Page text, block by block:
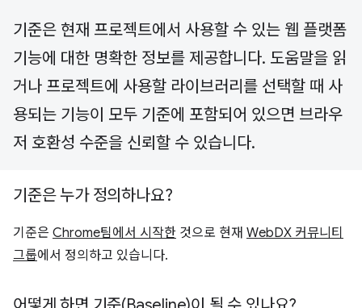
기준은 현재 프로젝트에서 사용할 수 있는 웹 플랫폼
기능에 대한 명확한 정보를 제공합니다. 도움말을 읽
거나 프로젝트에 사용할 라이브러리를 선택할 때 사
용되는 기능이 모두 기준에 포함되어 있으면 브라우
저 호환성 수준을 신뢰할 수 있습니다.
기준은 누가 정의하나요?
기준은 Chrome팀에서 시작한 것으로 현재 WebDX 커뮤니티
그룹에서 정의하고 있습니다.